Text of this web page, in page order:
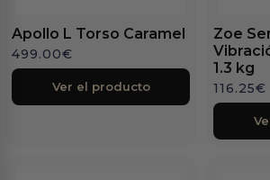
Apollo L Torso Caramel
499.00€
Ver el producto
Zoe
1.3 kg
116.25€